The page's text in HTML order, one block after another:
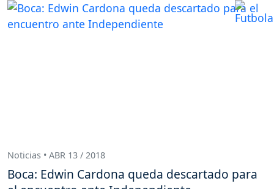
Noticias • ABR 13 / 2018
Boca: Edwin Cardona queda descartado para